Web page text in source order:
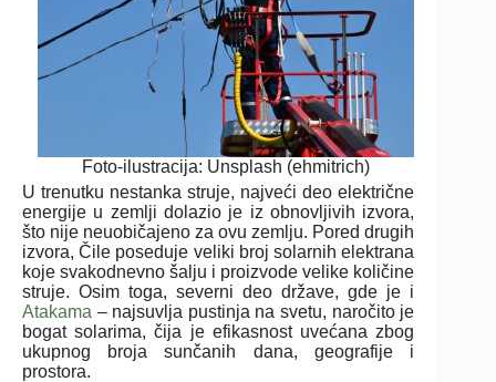
Foto-ilustracija: Unsplash (ehmitrich)
U trenutku nestanka struje, najveći deo električne
energije u zemlji dolazio je iz obnovljivih izvora,
što nije neuobičajeno za ovu zemlju. Pored drugih
izvora, Čile poseduje veliki broj solarnih elektrana
koje svakodnevno šalju i proizvode velike količine
struje. Osim toga, severni deo države, gde je i
Atakama – najsuvlja pustinja na svetu, naročito je
bogat solarima, čija je efikasnost uvećana zbog
ukupnog broja sunčanih dana, geografije i
prostora.